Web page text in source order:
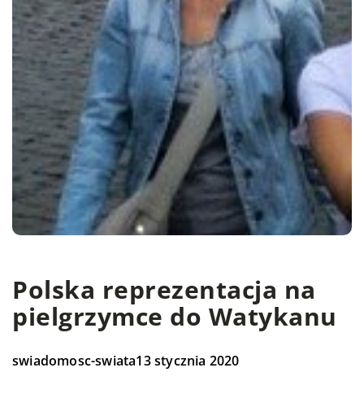
Polska reprezentacja na
pielgrzymce do Watykanu
swiadomosc-swiata13 stycznia 2020